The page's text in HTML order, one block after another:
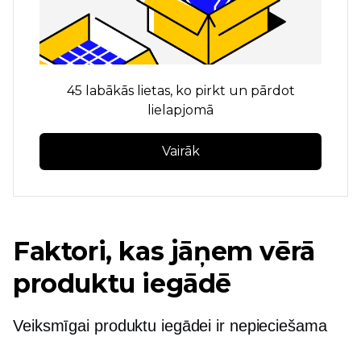
45 labākās lietas, ko pirkt un pārdot
lielapjomā
Vairāk
Faktori, kas jāņem vērā
produktu iegādē
Veiksmīgai produktu iegādei ir nepieciešama